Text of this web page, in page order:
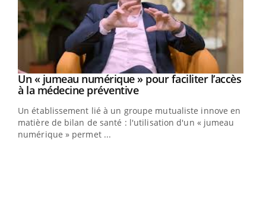
Youtube
Un « jumeau numérique » pour faciliter l’accès
à la médecine préventiveYoutube
Un établissement lié à un groupe mutualiste innove en
matière de bilan de santé : l'utilisation d'un « jumeau
numérique » permet ...